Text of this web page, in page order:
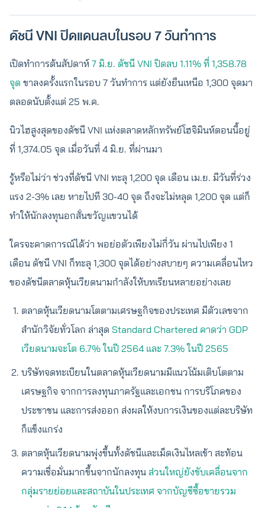
ดัชนี VNI ปิดแดนลบในรอบ 7 วันทำการ
เปิดทำการต้นสัปดาห์ 7 มิ.ย. ดัชนี VNI ปิดลบ 1.11% ที่ 1,358.78
จุด ขาลงครั้งแรกในรอบ 7 วันทำการ แต่ยังยืนเหนือ 1,300 จุดมา
ตลอดนับตั้งแต่ 25 พ.ค.
นิวไฮสูงสุดของดัชนี VNI แห่งตลาดหลักทรัพย์โฮจิมินห์ตอนนี้อยู่
ที่ 1,374.05 จุด เมื่อวันที่ 4 มิ.ย. ที่ผ่านมา
รู้หรือไม่ว่า ช่วงที่ดัชนี VNI ทะลุ 1,200 จุด เดือน เม.ย. มีวันที่ร่วง
แรง 2-3% เลย หายไปที 30-40 จุด ถึงจะไม่หลุด 1,200 จุด แต่ก็
ทำให้นักลงทุนอกสั่นขวัญแขวนได้
ใครจะคาดการณ์ได้ว่า พอย่อตัวเพียงไม่กี่วัน ผ่านไปเพียง 1
เดือน ดัชนี VNI ก็ทะลุ 1,300 จุดได้อย่างสบายๆ ความเคลื่อนไหว
ของดัชนีตลาดหุ้นเวียดนามกำลังให้บทเรียนหลายอย่างเลย
ตลาดหุ้นเวียดนามโตตามเศรษฐกิจของประเทศ มีตัวเลขจาก
สำนักวิจัยทั่วโลก ล่าสุด Standard Chartered คาดว่า GDP
เวียดนามจะโต 6.7% ในปี 2564 และ 7.3% ในปี 2565
บริษัทจดทะเบียนในตลาดหุ้นเวียดนามมีแนวโน้มเติบโตตาม
เศรษฐกิจ จากการลงทุนภาครัฐและเอกชน การบริโภคของ
ประชาชน และการส่งออก ส่งผลให้งบการเงินของแต่ละบริษัท
ก็แข็งแกร่ง
ตลาดหุ้นเวียดนามพุ่งขึ้นทั้งดัชนีและเม็ดเงินไหลเข้า สะท้อน
ความเชื่อมั่นมากขึ้นจากนักลงทุน ส่วนใหญ่ยังขับเคลื่อนจาก
กลุ่มรายย่อยและสถาบันในประเทศ จากบัญชีซื้อขายรวม